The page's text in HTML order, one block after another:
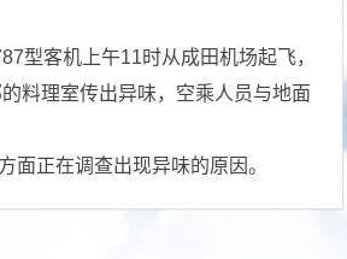
客机上午11时从成田机场起飞，
料理室传出异味，空乘人员与地面
正在调查出现异味的原因。